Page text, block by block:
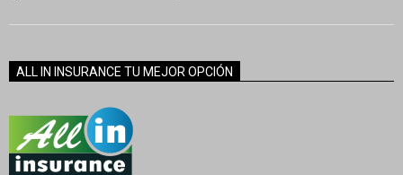
ALL IN INSURANCE TU MEJOR OPCIÓN